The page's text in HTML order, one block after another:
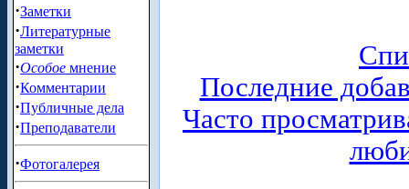
·Заметки
·Литературные
заметки
·Особое мнение
·Комментарии
·Публичные дела
·Преподаватели
·Фотогалерея
Последние
Часто